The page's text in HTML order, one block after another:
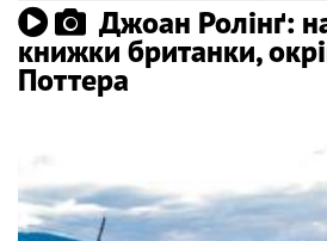
Джоан Ролінґ:
книжки британки,
Поттера